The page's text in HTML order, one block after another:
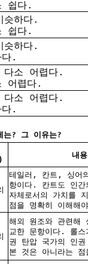
쉽다.
하다.
쉽다.
하다.
.
소 어렵다.
어렵다.
소 어렵다.
.
? 그 이유는?
내
테일러, 칸트, 싱어
항이다. 칸트도 인
자체로서의 가치를
점을 명확히 이해해
해외 원조와 관련해
교한 문항이다. 롤
권 탄압 국가의 인
본 것은 아니라는